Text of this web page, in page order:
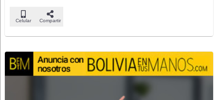
Celular Compartir